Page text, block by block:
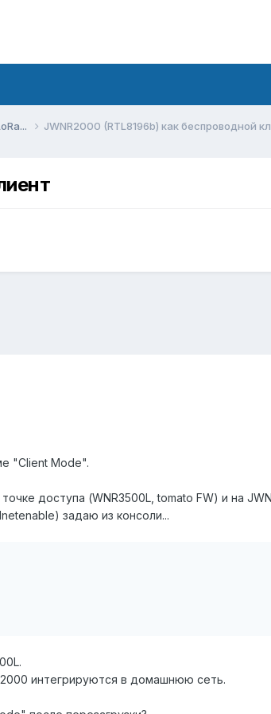
JWNR2000 (RTL8196b) как беспроводной
"Client Mode".
доступа (WNR3500L, tomato FW) и на
задаю из консоли...
интегрируются в домашнюю сеть.